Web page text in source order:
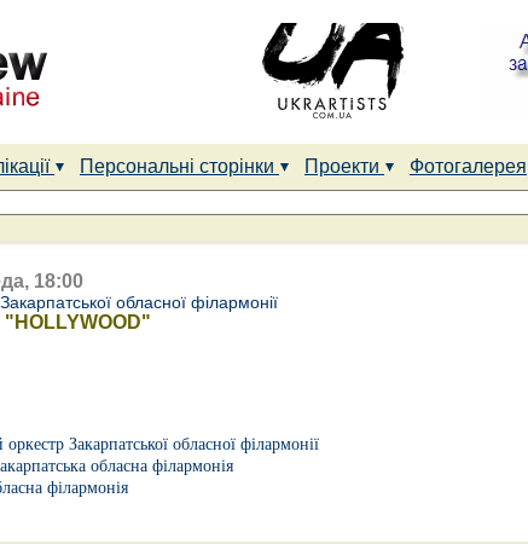
Персональні сторінки Проекти Фотогалерея
18:00
обласної філармонії
"HOLLYWOOD"
Закарпатської обласної філармонії
обласна філармонія
філармонія